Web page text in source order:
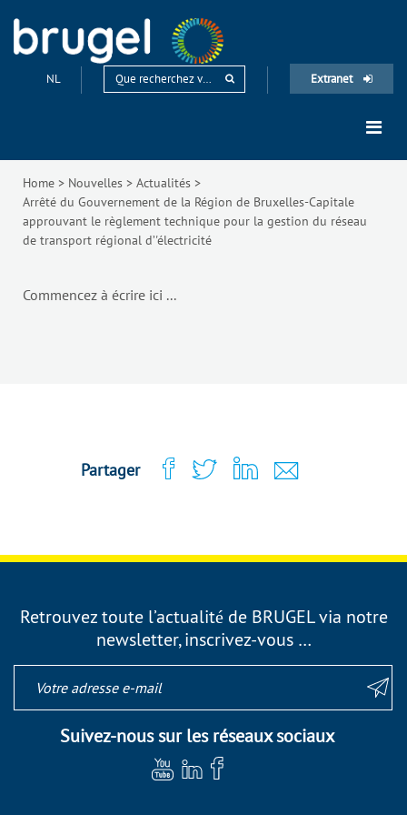
NL Extranet
Home > Nouvelles > Actualités >
Arrêté du Gouvernement de la Région de Bruxelles-Capitale
approuvant le règlement technique pour la gestion du réseau
de transport régional d’'électricité
Commencez à écrire ici ...
Partager
Retrouvez toute l’actualité de BRUGEL via notre
newsletter, inscrivez-vous …
Suivez-nous sur les réseaux sociaux